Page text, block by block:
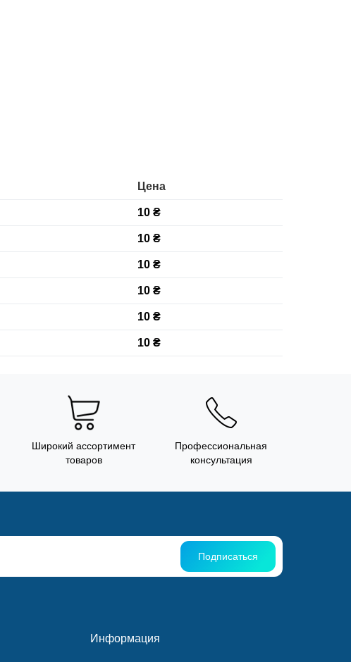
Цена
10 ₴
10 ₴
10 ₴
10 ₴
10 ₴
10 ₴
Широкий ассортимент
товаров
Профессиональная
консультация
Подписаться
Информация